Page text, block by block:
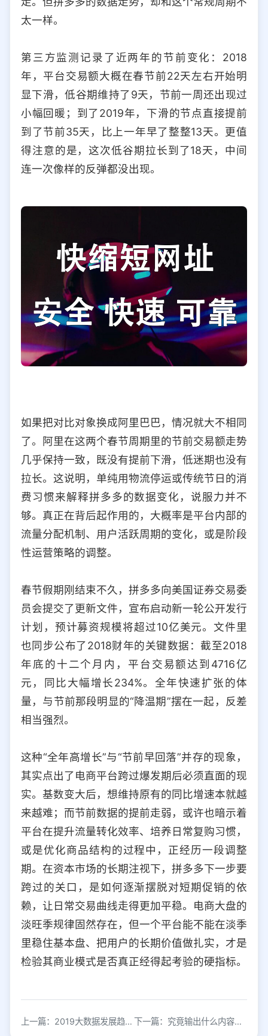
太一样。
第三方监测记录了近两年的节前变化：2018
年，平台交易额大概在春节前22天左右开始明
显下滑，低谷期维持了9天，节前一周还出现过
小幅回暖；到了2019年，下滑的节点直接提前
到了节前35天，比上一年早了整整13天。更值
得注意的是，这次低谷期拉长到了18天，中间
连一次像样的反弹都没出现。
如果把对比对象换成阿里巴巴，情况就大不相同
了。阿里在这两个春节周期里的节前交易额走势
几乎保持一致，既没有提前下滑，低迷期也没有
拉长。这说明，单纯用物流停运或传统节日的消
费习惯来解释拼多多的数据变化，说服力并不
够。真正在背后起作用的，大概率是平台内部的
流量分配机制、用户活跃周期的变化，或是阶段
性运营策略的调整。
春节假期刚结束不久，拼多多向美国证券交易委
员会提交了更新文件，宣布启动新一轮公开发行
计划，预计募资规模将超过10亿美元。文件里
也同步公布了2018财年的关键数据：截至2018
年底的十二个月内，平台交易额达到4716亿
元，同比大幅增长234%。全年快速扩张的体
量，与节前那段明显的“降温期”摆在一起，反差
相当强烈。
这种“全年高增长”与“节前早回落”并存的现象，
其实点出了电商平台跨过爆发期后必须直面的现
实。基数变大后，想维持原有的同比增速本就越
来越难；而节前数据的提前走弱，或许也暗示着
平台在提升流量转化效率、培养日常复购习惯，
或是优化商品结构的过程中，正经历一段调整
期。在资本市场的长期注视下，拼多多下一步要
跨过的关口，是如何逐渐摆脱对短期促销的依
赖，让日常交易曲线走得更加平稳。电商大盘的
淡旺季规律固然存在，但一个平台能不能在淡季
里稳住基本盘、把用户的长期价值做扎实，才是
检验其商业模式是否真正经得起考验的硬指标。
上一篇：2019大数据发展趋势：应用深化 行业协同 数据共享 下一篇：究竟输出什么内容，才能打造个人品牌？